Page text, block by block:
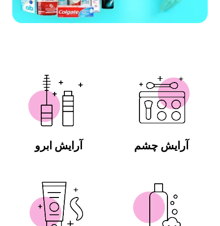
آرایش چشم آرایش ابرو